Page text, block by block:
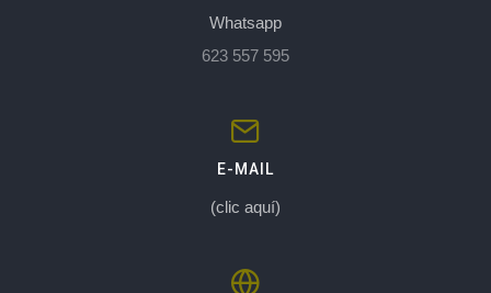
Whatsapp
623 557 595
E-MAIL
(clic aquí)